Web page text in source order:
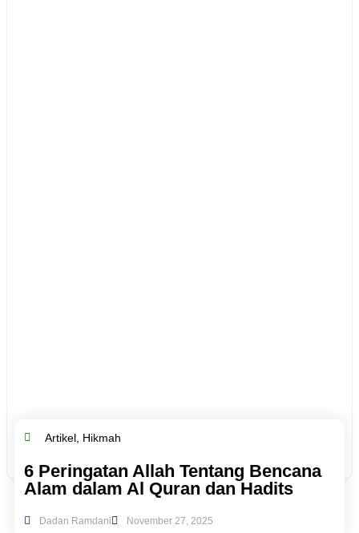
Artikel, Hikmah
6 Peringatan Allah Tentang Bencana
Alam dalam Al Quran dan Hadits
Dadan Ramdani November 27, 2025